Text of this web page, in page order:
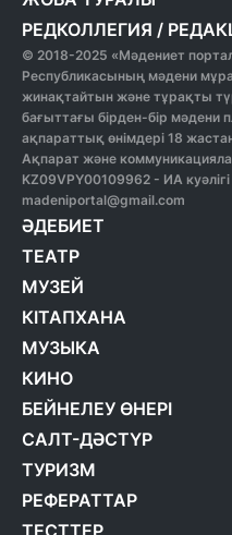
РЕДКОЛЛЕГИЯ /
© 2018-2025 «Мәдениет
Республикасының мәдени
жинақтайтын және тұрақты
бағыттағы бірден-бір мәдени
ақпараттық өнімдері 18
Ақпарат және
KZ09VPY00109962 - ИА куәлігі
madeniportal@gmail.com
ӘДЕБИЕТ
ТЕАТР
МУЗЕЙ
КІТАПХАНА
МУЗЫКА
КИНО
БЕЙНЕЛЕУ ӨНЕРІ
САЛТ-ДӘСТҮР
ТУРИЗМ
РЕФЕРАТТАР